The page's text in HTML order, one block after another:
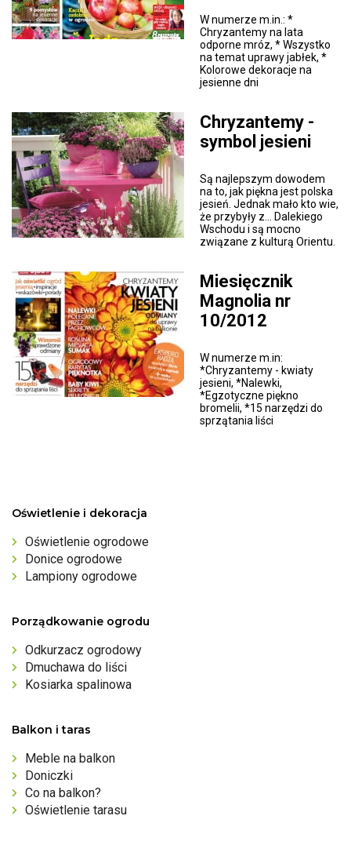
W numerze m.in.: *
Chryzantemy na lata
odporne mróz, * Wszystko
na temat uprawy jabłek, *
Kolorowe dekoracje na
jesienne dni
Chryzantemy -
symbol jesieni
Są najlepszym dowodem
na to, jak piękna jest polska
jesień. Jednak mało kto wie,
że przybyły z... Dalekiego
Wschodu i są mocno
związane z kulturą Orientu.
Miesięcznik
Magnolia nr
10/2012
W numerze m.in:
*Chryzantemy - kwiaty
jesieni, *Nalewki,
*Egzotyczne piękno
bromelii, *15 narzędzi do
sprzątania liści
Oświetlenie i dekoracja
Oświetlenie ogrodowe
Donice ogrodowe
Lampiony ogrodowe
Porządkowanie ogrodu
Odkurzacz ogrodowy
Dmuchawa do liści
Kosiarka spalinowa
Balkon i taras
Meble na balkon
Doniczki
Co na balkon?
Oświetlenie tarasu